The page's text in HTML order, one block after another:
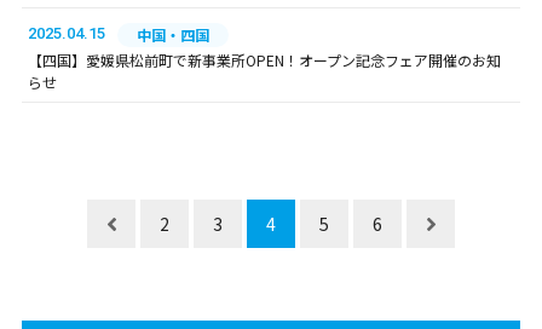
2025.04.15
中国・四国
【四国】愛媛県松前町で新事業所OPEN！オープン記念フェア開催のお知
らせ
2 3 4 5 6